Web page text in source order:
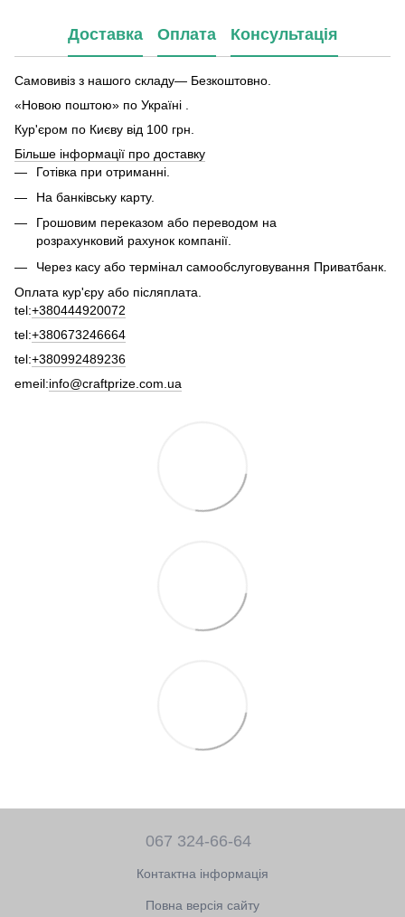
Доставка Оплата Консультація
Самовивіз з нашого складу— Безкоштовно.
«Новою поштою» по Україні .
Кур'єром по Києву від 100 грн.
Більше інформації про доставку
Готівка при отриманні.
На банківську карту.
Грошовим переказом або переводом на
розрахунковий рахунок компанії.
Через касу або термінал самообслуговування Приватбанк.
Оплата кур'єру або післяплата.
tel:+380444920072
tel:+380673246664
tel:+380992489236
emeil:info@craftprize.com.ua
067 324-66-64
Контактна інформація
Повна версія сайту